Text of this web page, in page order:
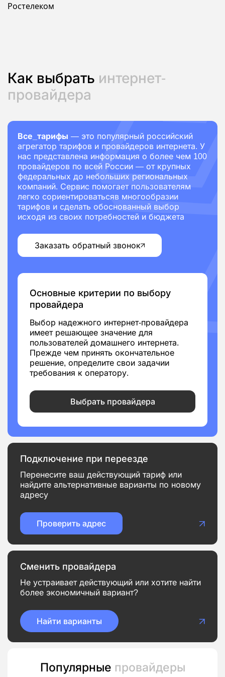
Ростелеком
Как выбрать интернет-
провайдера
Все_тарифы — это популярный российский
агрегатор тарифов и провайдеров интернета. У
нас представлена информация о более чем 100
провайдеров по всей России — от крупных
федеральных до небольших региональных
компаний. Сервис помогает пользователям
легко сориентироватьсяв многообразии
тарифов и сделать обоснованный выбор
исходя из своих потребностей и бюджета
Заказать обратный звонок
Основные критерии по выбору
провайдера
Выбор надежного интернет-провайдера
имеет решающее значение для
пользователей домашнего интернета.
Прежде чем принять окончательное
решение, определите свои задачии
требования к оператору.
Выбрать провайдера
Подключение при переезде
Перенесите ваш действующий тариф или
найдите альтернативные варианты по новому
адресу
Проверить адрес
Сменить провайдера
Не устраивает действующий или хотите найти
более экономичный вариант?
Найти варианты
Популярные провайдеры